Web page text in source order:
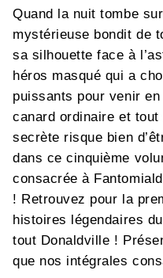
Quand la nuit tombe
mystérieuse bondit de
sa silhouette face à
héros masqué qui a
puissants pour venir
canard ordinaire et
secrète risque bien
dans ce cinquième
consacrée à
! Retrouvez pour la
histoires légendaires
tout Donaldville !
que nos intégrales